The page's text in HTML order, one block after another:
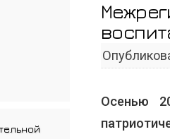
Осенью